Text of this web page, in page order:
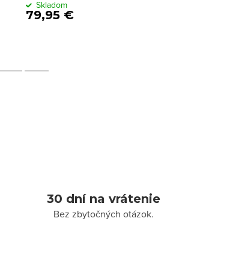
79,95 €
Skladom
30 dní na vrátenie
Bez zbytočných otázok.